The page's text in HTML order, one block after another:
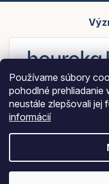
Používame súbory
pohodlné
neustále zlepšovali jej
informácií